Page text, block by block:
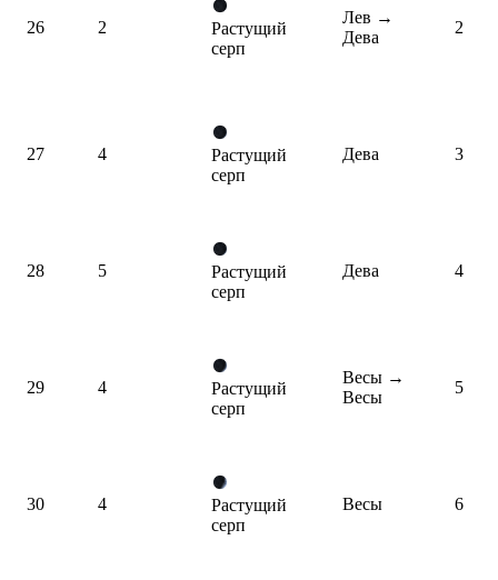
26 2
Растущий
серп
Лев →
Дева
2
27 4
Растущий
серп
Дева 3
28 5
Растущий
серп
Дева 4
29 4
Растущий
серп
Весы →
Весы
5
30 4
Растущий
серп
Весы 6